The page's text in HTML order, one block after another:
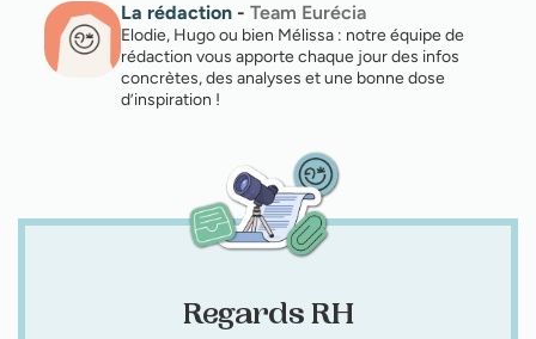
La rédaction - Team Eurécia
Elodie, Hugo ou bien Mélissa : notre équipe de
rédaction vous apporte chaque jour des infos
concrètes, des analyses et une bonne dose
d’inspiration !
Regards RH